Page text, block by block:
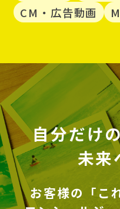
CM・広告動画
自分だけ
未来
お客様の「こ